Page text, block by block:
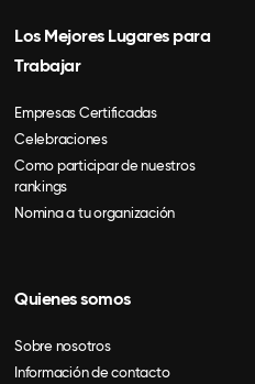
Los Mejores Lugares para
Trabajar
Empresas Certificadas
Celebraciones
Como participar de nuestros
rankings
Nomina a tu organización
Quienes somos
Sobre nosotros
Información de contacto